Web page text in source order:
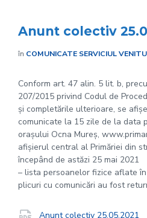
Anunt colectiv
în COMUNICATE SERVICIUL
Conform art. 47 alin. 5 lit. b,
207/2015 privind Codul de
și completările ulterioare, se
comunicate la 15 zile de la data
orașului Ocna Mureș,
afișierul central al Primăriei din
începând de astăzi 25 mai 2021
– lista persoanelor fizice aflate
plicuri cu comunicări au fost
Anunt colectiv 25.05.2021